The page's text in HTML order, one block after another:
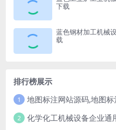
下载
蓝色钢材加工机械
载
排行榜展示
1
2